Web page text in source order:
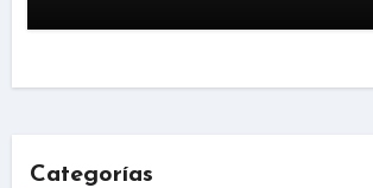
Categorías